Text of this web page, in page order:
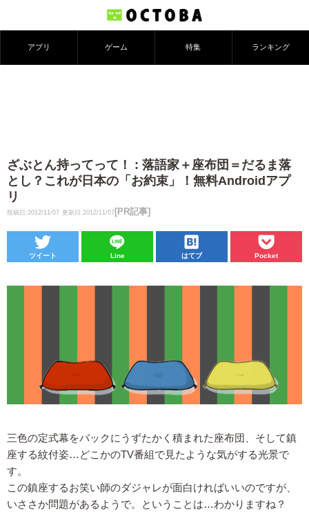
アプリ ゲーム 特集 ランキング
ざぶとん持ってって！ : 落語家＋座布団＝だるま落
とし？これが日本の「お約束」！無料Androidアプ
リ
投稿日:2012/11/07 更新日:2012/11/07 [PR記事]
ツイート Line はてブ Pocket
三色の定式幕をバックにうずたかく積まれた座布団、そして鎮
座する紋付姿…どこかのTV番組で見たような気がする光景で
す。
この鎮座するお笑い師のダジャレが面白ければいいのですが、
いささか問題があるようで。ということは…わかりますね？